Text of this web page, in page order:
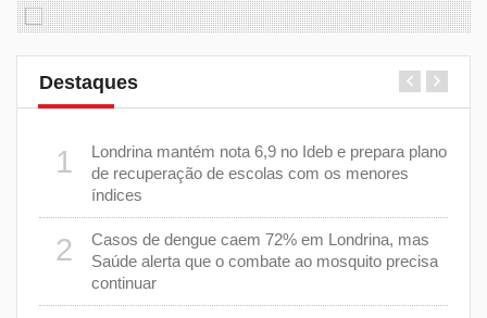
Destaques
1
Londrina mantém nota 6,9 no Ideb e prepara plano
de recuperação de escolas com os menores
índices
2
Casos de dengue caem 72% em Londrina, mas
Saúde alerta que o combate ao mosquito precisa
continuar